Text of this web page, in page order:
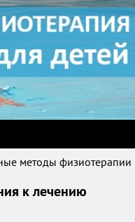
методы физиотерапии
к лечению